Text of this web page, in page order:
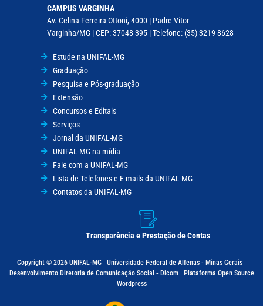
CAMPUS VARGINHA
Av. Celina Ferreira Ottoni, 4000 | Padre Vitor
Varginha/MG | CEP: 37048-395 | Telefone: (35) 3219 8628
Estude na UNIFAL-MG
Graduação
Pesquisa e Pós-graduação
Extensão
Concursos e Editais
Serviços
Jornal da UNIFAL-MG
UNIFAL-MG na mídia
Fale com a UNIFAL-MG
Lista de Telefones e E-mails da UNIFAL-MG
Contatos da UNIFAL-MG
Transparência e Prestação de Contas
Copyright © 2026 UNIFAL-MG | Universidade Federal de Alfenas - Minas Gerais |
Desenvolvimento Diretoria de Comunicação Social - Dicom | Plataforma Open Source
Wordpress